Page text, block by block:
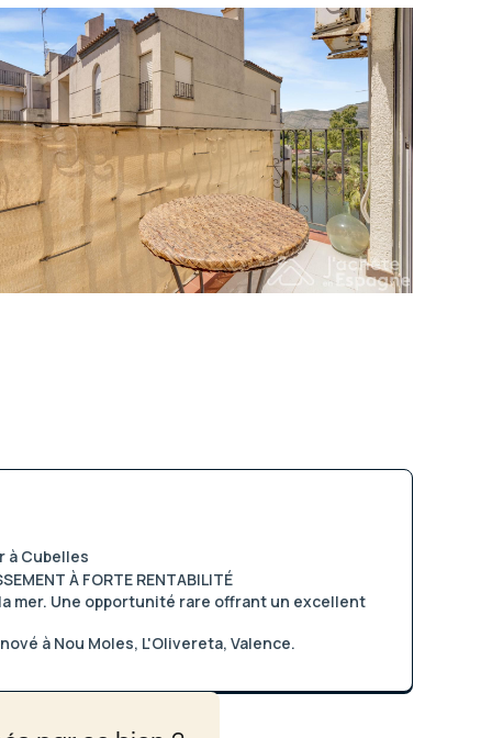
à Cubelles
À FORTE RENTABILITÉ
mer. Une opportunité rare offrant un excellent
à Nou Moles, L'Olivereta, Valence.